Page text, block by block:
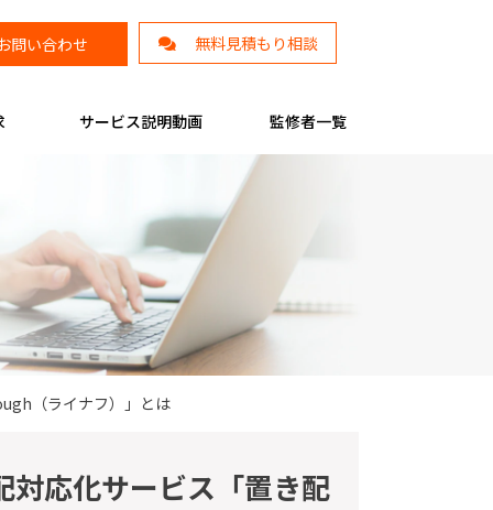
問い合わせ 無料見積もり相談
サービス説明動画 監修者一覧
（ライナフ）」とは
対応化サービス「置き配